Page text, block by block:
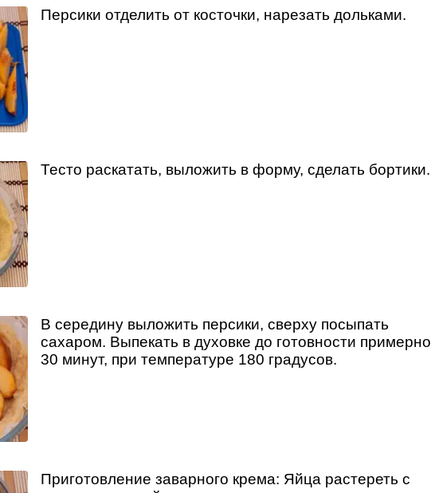
Персики отделить от косточки, нарезать дольками.
Тесто раскатать, выложить в форму, сделать бортики.
В середину выложить персики, сверху посыпать
сахаром. Выпекать в духовке до готовности примерно
30 минут, при температуре 180 градусов.
Приготовление заварного крема: Яйца растереть с